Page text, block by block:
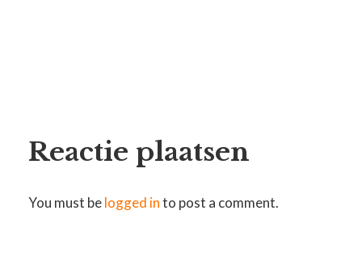
Reactie plaatsen
You must belogged into post a comment.